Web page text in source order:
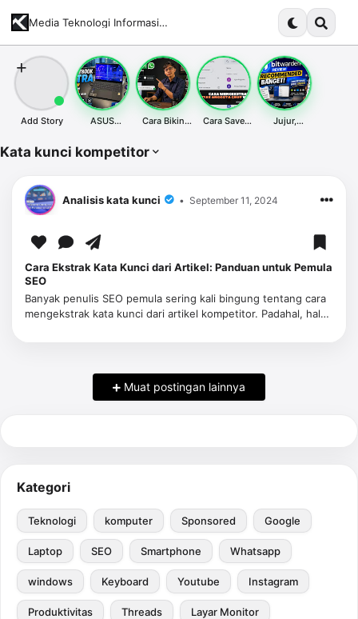
Media Teknologi Informasi Terupdate dan Komprehensif
Add Story
ASUS
Tipis Hemat
Daya - Siap
Cara Bikin
Website
Cara Save
Jujur,
Kata kunci kompetitor
Analisis kata kunci September 11, 2024
Cara Ekstrak Kata Kunci dari Artikel: Panduan untuk Pemula
SEO
Banyak penulis SEO pemula sering kali bingung tentang cara
mengekstrak kata kunci dari artikel kompetitor. Padahal, hal
Muat postingan lainnya
Kategori
Teknologi komputer Sponsored Google
Laptop SEO Smartphone Whatsapp
windows Keyboard Youtube Instagram
Produktivitas Threads Layar Monitor